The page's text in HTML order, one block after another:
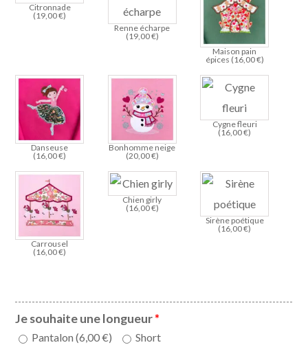
Citronnade
(19,00€)
Renne écharpe
(19,00€)
Maison pain
épices (16,00€)
Danseuse
(16,00€)
Bonhomme neige
(20,00€)
Cygne fleuri
(16,00€)
Carrousel
(16,00€)
Chien girly
(16,00€)
Sirène poétique
(16,00€)
Je souhaite une longueur*
Pantalon (6,00€) Short